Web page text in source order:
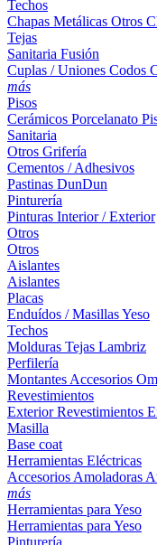
Techos
Chapas Metálicas Otros
Tejas
Sanitaria Fusión
Cuplas / Uniones Codos
más
Pisos
Cerámicos Porcelanato
Sanitaria
Otros Grifería
Cementos / Adhesivos
Pastinas DunDun
Pinturería
Pinturas Interior / Exterior
Otros
Otros
Aislantes
Aislantes
Placas
Enduídos / MasillasYeso
Techos
Molduras Tejas Lambriz
Perfilería
Montantes Accesorios
Revestimientos
ExteriorRevestimientos
Masilla
Base coat
Herramientas Eléctricas
Accesorios Amoladoras
más
Herramientas para Yeso
Herramientas para Yeso
Pinturería